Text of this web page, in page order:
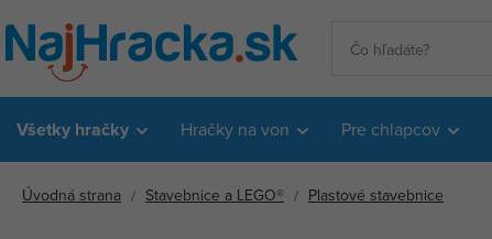
Všetky hračky Hračky na von Pre chlapcov
Úvodná strana Stavebnice a LEGO® Plastové stavebnice